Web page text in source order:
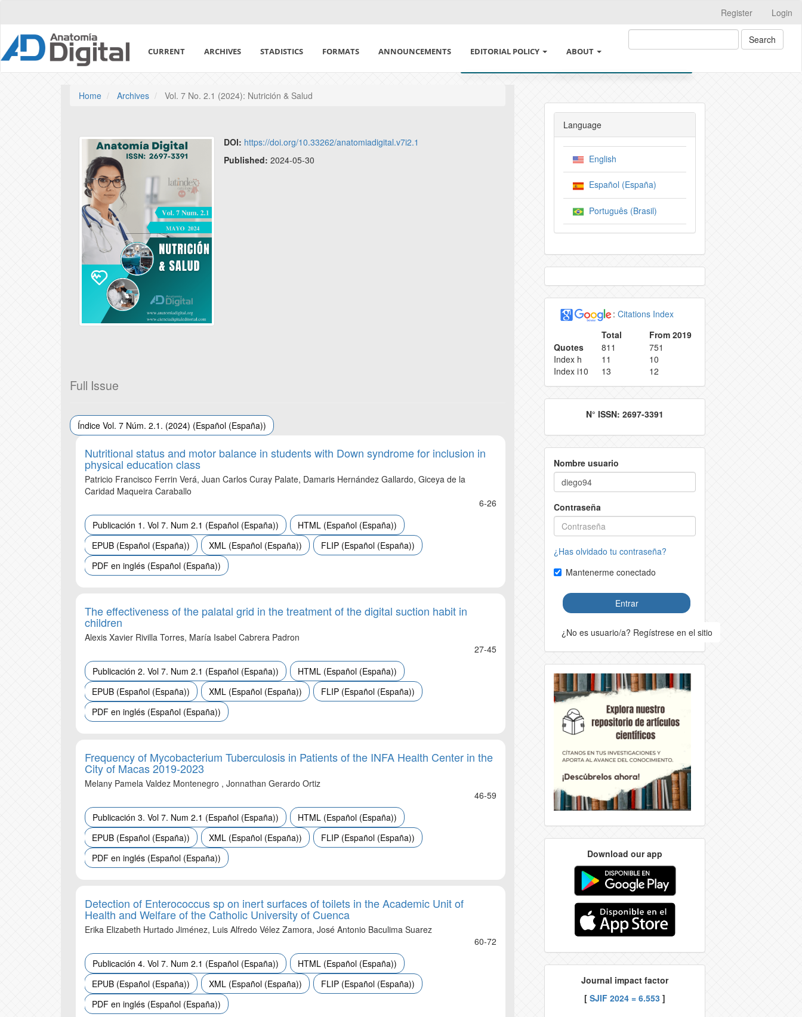
page
content
Register Login
CURRENT ARCHIVES STADISTICS FORMATS ANNOUNCEMENTS EDITORIAL POLICY
PEER EVALUATION PROCESS
RESPONSIBILITY OF THE AUTHORS
ECONOMIC POLICIES
DIGITAL PRESERVATION POLICY
ABOUT
LEGAL INFORMATION
CROSSMARK
EDITORIAL TEAM
PRIVACY STATEMENT
INDEXING
CONTACT
Search
Home Archives Vol. 7 No. 2.1 (2024): Nutrición & Salud
DOI: https://doi.org/10.33262/anatomiadigital.v7i2.1
Published:2024-05-30
Full Issue
Índice Vol. 7 Núm. 2.1. (2024) (Español (España))
Nutritional status and motor balance in students with Down syndrome for inclusion in
physical education class
Patricio Francisco Ferrin Verá, Juan Carlos Curay Palate, Damaris Hernández Gallardo, Giceya de la
Caridad Maqueira Caraballo
6-26
Publicación 1. Vol 7. Num 2.1 (Español (España))
HTML (Español (España))
EPUB (Español (España))
XML (Español (España))
FLIP (Español (España))
PDF en inglés (Español (España))
The effectiveness of the palatal grid in the treatment of the digital suction habit in
children
Alexis Xavier Rivilla Torres, María Isabel Cabrera Padron
27-45
Publicación 2. Vol 7. Num 2.1 (Español (España))
HTML (Español (España))
EPUB (Español (España))
XML (Español (España))
FLIP (Español (España))
PDF en inglés (Español (España))
Frequency of Mycobacterium Tuberculosis in Patients of the INFA Health Center in the
City of Macas 2019-2023
Melany Pamela Valdez Montenegro , Jonnathan Gerardo Ortiz
46-59
Publicación 3. Vol 7. Num 2.1 (Español (España))
HTML (Español (España))
EPUB (Español (España))
XML (Español (España))
FLIP (Español (España))
PDF en inglés (Español (España))
Detection of Enterococcus sp on inert surfaces of toilets in the Academic Unit of
Health and Welfare of the Catholic University of Cuenca
Erika Elizabeth Hurtado Jiménez, Luis Alfredo Vélez Zamora, José Antonio Baculima Suarez
60-72
Publicación 4. Vol 7. Num 2.1 (Español (España))
HTML (Español (España))
EPUB (Español (España))
XML (Español (España))
FLIP (Español (España))
PDF en inglés (Español (España))
Language
English
Español (España)
Português (Brasil)
: Citations Index
Total
From 2019
Quotes
811
751
Index h
11
10
Index i10
13 12
N° ISSN: 2697-3391
Nombre usuario
Contraseña
¿Has olvidado tu contraseña?
Mantenerme conectado
Entrar
¿No es usuario/a? Regístrese en el sitio
Download our app
Journal impact factor
[ SJIF 2024 = 6.553 ]